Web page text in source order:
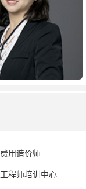
用造价师
程师培训中心